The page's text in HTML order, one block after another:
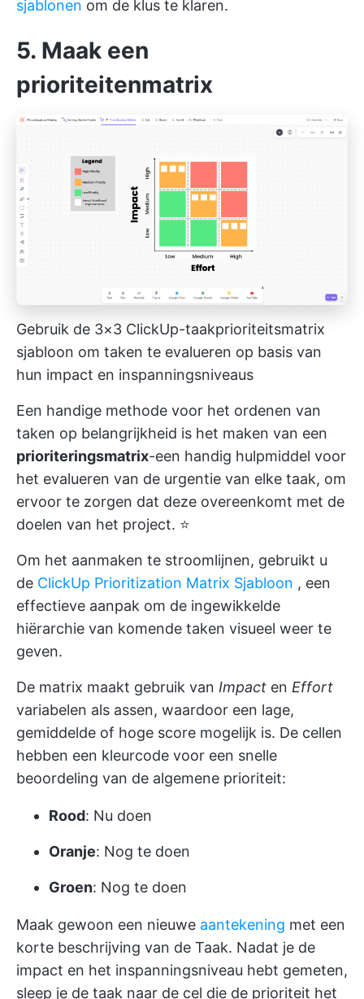
sjablonen om de klus te klaren.
5. Maak een
prioriteitenmatrix
Gebruik de 3×3 ClickUp-taakprioriteitsmatrix
sjabloon om taken te evalueren op basis van
hun impact en inspanningsniveaus
Een handige methode voor het ordenen van
taken op belangrijkheid is het maken van een
prioriteringsmatrix-een handig hulpmiddel voor
het evalueren van de urgentie van elke taak, om
ervoor te zorgen dat deze overeenkomt met de
doelen van het project. ⭐
Om het aanmaken te stroomlijnen, gebruikt u
de ClickUp Prioritization Matrix Sjabloon , een
effectieve aanpak om de ingewikkelde
hiërarchie van komende taken visueel weer te
geven.
De matrix maakt gebruik van Impact en Effort
variabelen als assen, waardoor een lage,
gemiddelde of hoge score mogelijk is. De cellen
hebben een kleurcode voor een snelle
beoordeling van de algemene prioriteit:
Rood: Nu doen
Oranje: Nog te doen
Groen: Nog te doen
Maak gewoon een nieuwe aantekening met een
korte beschrijving van de Taak. Nadat je de
impact en het inspanningsniveau hebt gemeten,
sleep je de taak naar de cel die de prioriteit het